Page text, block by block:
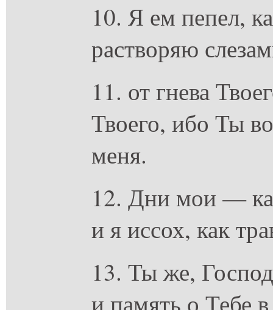
10. Я ем пепел,
растворяю
11. от гнева
Твоего, ибо Ты
меня.
12. Дни мои —
и я иссох, как
13. Ты же,
и память о Тебе